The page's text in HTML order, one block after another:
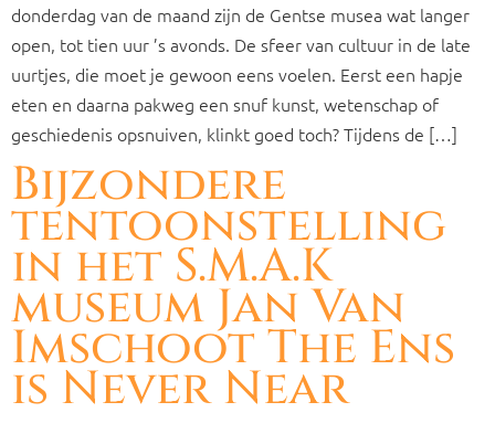
donderdag van de maand zijn de Gentse musea wat langer
open, tot tien uur ’s avonds. De sfeer van cultuur in de late
uurtjes, die moet je gewoon eens voelen. Eerst een hapje
eten en daarna pakweg een snuf kunst, wetenschap of
geschiedenis opsnuiven, klinkt goed toch? Tijdens de […]
Bijzondere
tentoonstelling
in het S.M.A.K
museum Jan Van
Imschoot The Ens
is Never Near